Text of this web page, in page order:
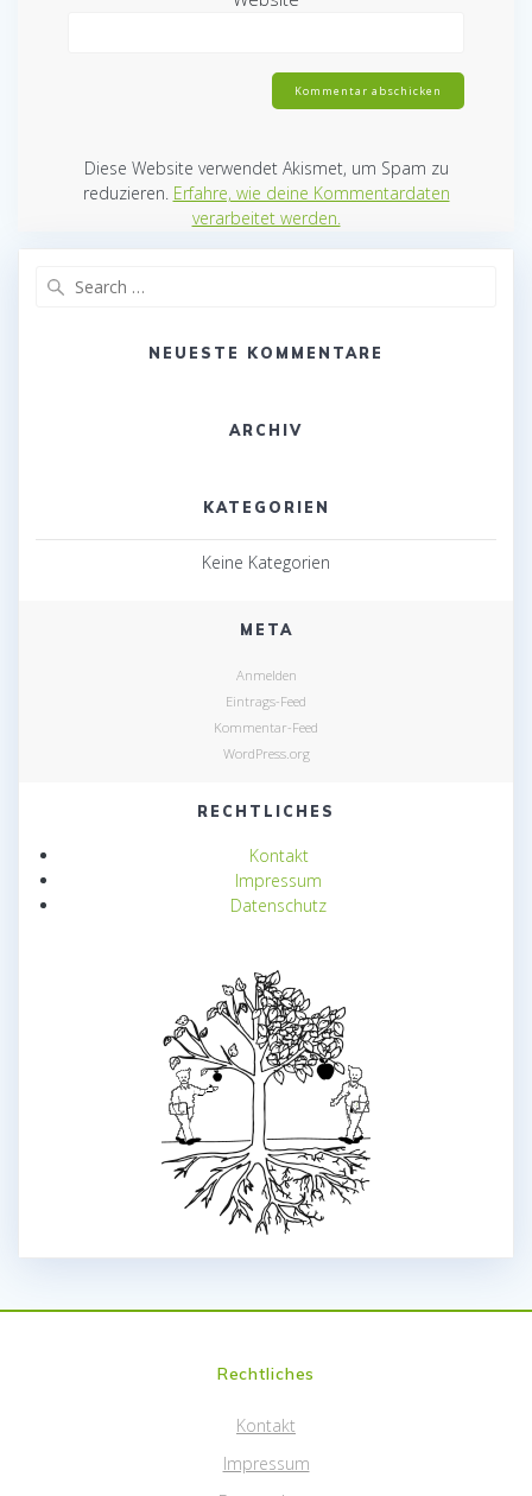
Diese Website verwendet Akismet, um Spam zu
reduzieren. Erfahre, wie deine Kommentardaten
verarbeitet werden.
NEUESTE KOMMENTARE
ARCHIV
KATEGORIEN
Keine Kategorien
META
Anmelden
Eintrags-Feed
Kommentar-Feed
WordPress.org
RECHTLICHES
Kontakt
Impressum
Datenschutz
Rechtliches
Kontakt
Impressum